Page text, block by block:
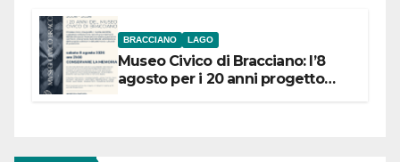
BRACCIANO LAGO
Museo Civico di Bracciano: l’8
agosto per i 20 anni progetto